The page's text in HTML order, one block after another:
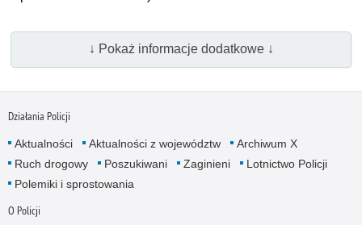
↓ Pokaż informacje dodatkowe ↓
Działania Policji
Aktualności Aktualności z województw
Archiwum X
Ruch drogowy
Poszukiwani Zaginieni
Lotnictwo Policji
Polemiki i sprostowania
O Policji